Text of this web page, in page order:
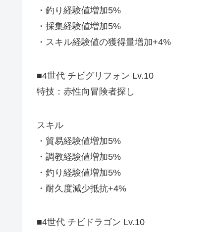
・釣り経験値増加5%
・採集経験値増加5%
・スキル経験値の獲得量増加+4%
■4世代 チビグリフォン Lv.10
特技：赤性向冒険者探し
スキル
・貿易経験値増加5%
・調教経験値増加5%
・釣り経験値増加5%
・耐久度減少抵抗+4%
■4世代 チビドラゴン Lv.10